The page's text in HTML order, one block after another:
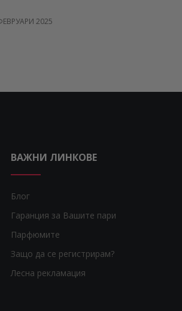
2025
ВАЖНИ ЛИНКОВЕ
Блог
Гаранция за Вашите пари
Парфюмите
Защо да се регистрирам?
Лесна рекламация